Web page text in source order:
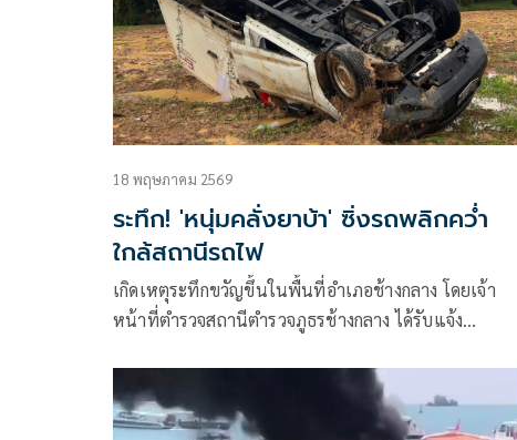
18 พฤษภาคม 2569
ระทึก! 'หนุ่มคลั่งยาบ้า' ซิ่งรถพลิกคว่ำ
ใกล้สถานีรถไฟ
เกิดเหตุระทึกขวัญขึ้นในพื้นที่อำเภอช้างกลาง โดยเจ้า
หน้าที่ตำรวจสถานีตำรวจภูธรช้างกลาง ได้รับแจ้ง